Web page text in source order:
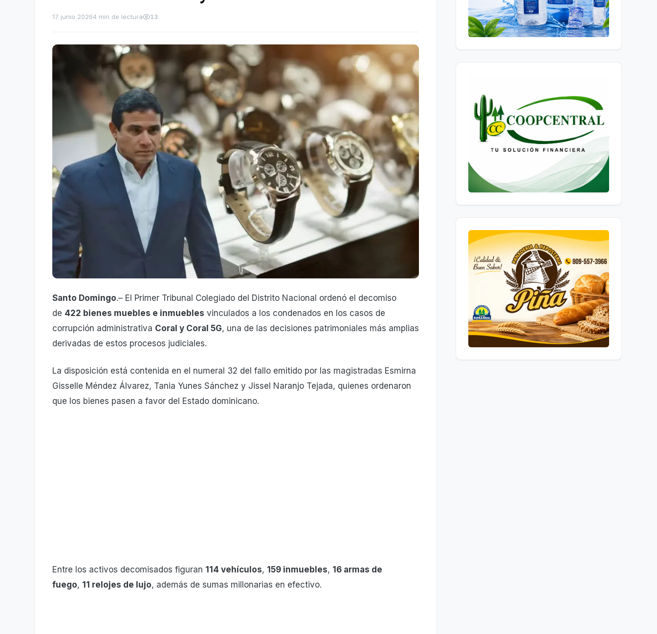
17 junio 20264 min de lectura 13
Santo Domingo.– El Primer Tribunal Colegiado del Distrito Nacional ordenó el decomiso
de 422 bienes muebles e inmuebles vinculados a los condenados en los casos de
corrupción administrativa Coral y Coral 5G, una de las decisiones patrimoniales más amplias
derivadas de estos procesos judiciales.
La disposición está contenida en el numeral 32 del fallo emitido por las magistradas Esmirna
Gisselle Méndez Álvarez, Tania Yunes Sánchez y Jissel Naranjo Tejada, quienes ordenaron
que los bienes pasen a favor del Estado dominicano.
Entre los activos decomisados figuran 114 vehículos, 159 inmuebles, 16 armas de
fuego, 11 relojes de lujo, además de sumas millonarias en efectivo.